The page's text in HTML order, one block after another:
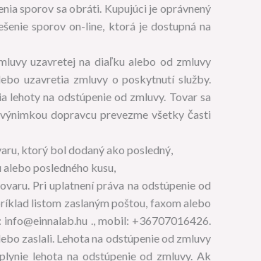
sporov sa obráti. Kupujúci je oprávnený
sporov on-line, ktorá je dostupná na
uzavretej na diaľku alebo od zmluvy
uzavretia zmluvy o poskytnutí služby.
na odstúpenie od zmluvy. Tovar sa
dopravcu prevezme všetky časti
ktorý bol dodaný ako posledný,
posledného kusu,
Pri uplatnení práva na odstúpenie od
listom zaslaným poštou, faxom alebo
., mobil: +36707016426.
zaslali. Lehota na odstúpenie od zmluvy
lehota na odstúpenie od zmluvy. Ak